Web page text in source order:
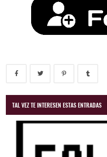
TAL VEZ TE INTERESEN ESTAS ENTRADAS